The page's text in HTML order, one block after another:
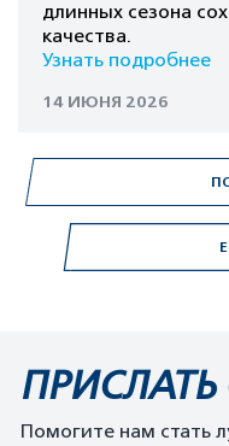
длинных сезона
качества.
Узнать подробнее
14 ИЮНЯ 2026
ПРИСЛАТЬ
Помогите нам стать